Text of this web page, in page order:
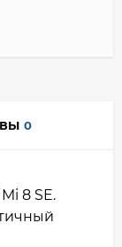
0
8 SE.